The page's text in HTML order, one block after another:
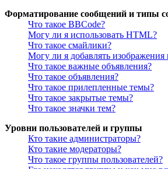
Форматирование сообщений и типы
Что такое BBCode?
Могу ли я использовать HTML?
Что такое смайлики?
Могу ли я добавлять
Что такое важные объявления?
Что такое объявления?
Что такое прилепленные темы?
Что такое закрытые темы?
Что такое значки тем?
Уровни пользователей и группы
Кто такие администраторы?
Кто такие модераторы?
Что такое группы пользователей?